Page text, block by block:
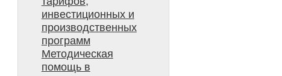
инвестиционных и
производственных
программ
Методическая
помощь в